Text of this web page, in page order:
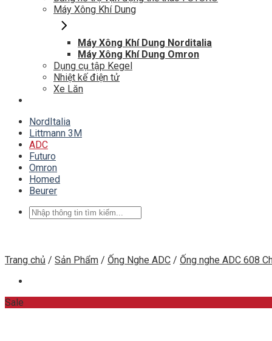
Máy Xông Khí Dung
Máy Xông Khí Dung Norditalia
Máy Xông Khí Dung Omron
Dụng cụ tập Kegel
Nhiệt kế điện tử
Xe Lăn
NordItalia
Littmann 3M
ADC
Futuro
Omron
Homed
Beurer
Tìm
kiếm:
Trang chủ / Sản Phẩm / Ống Nghe ADC / Ống nghe ADC 608
Sale